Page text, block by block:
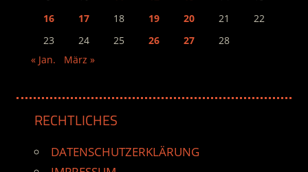
16
17 18 19 20 21
22
23
24 25 26 27
28
« Jan.
März »
RECHTLICHES
DATENSCHUTZERKLÄRUNG